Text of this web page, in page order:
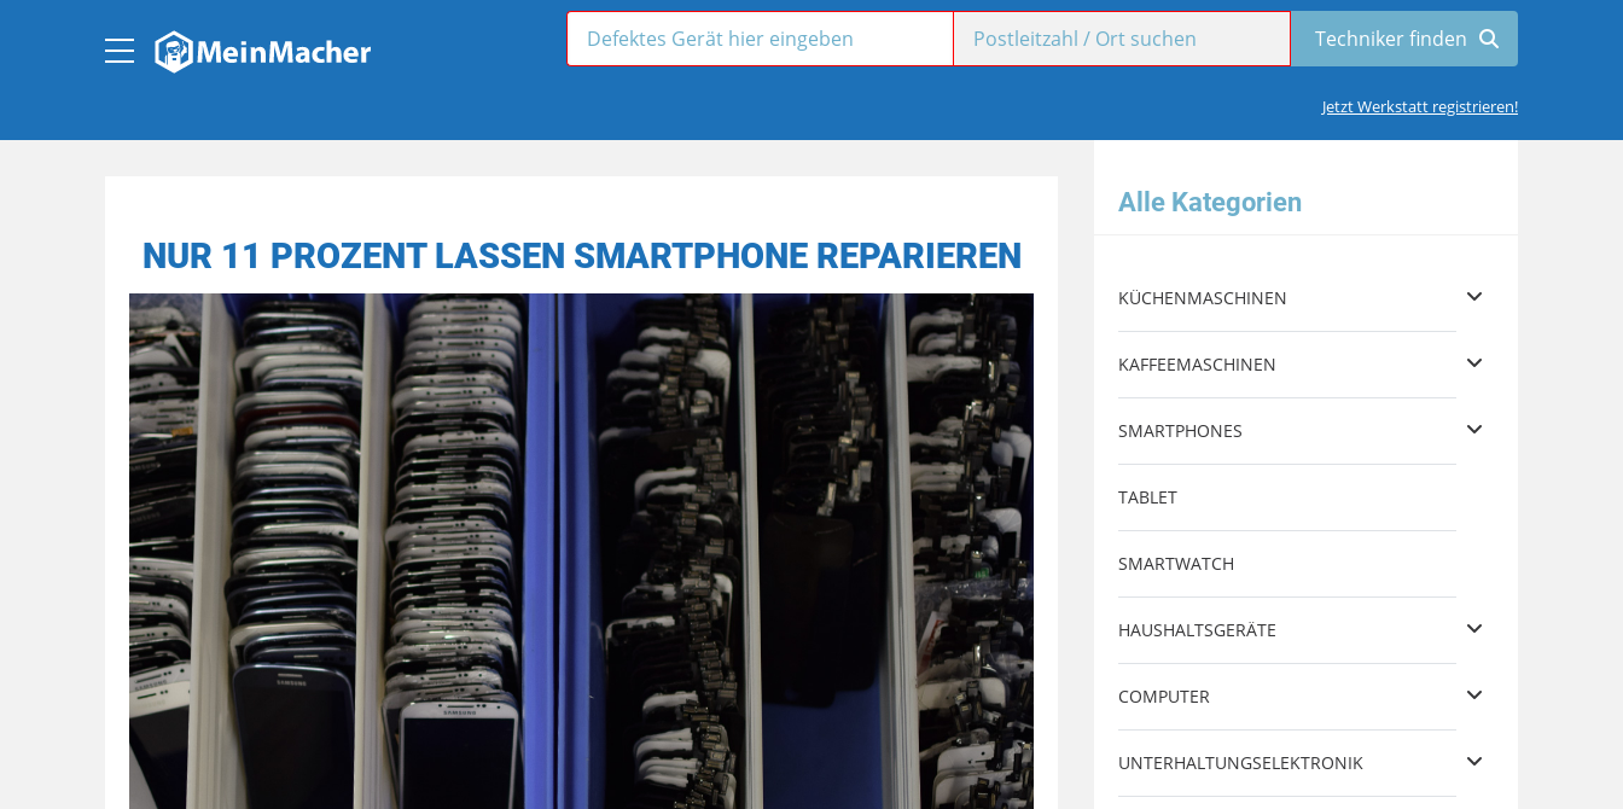
Jetzt Werkstatt registrieren!
NUR 11 PROZENT LASSEN SMARTPHONE REPARIEREN
Alle Kategorien
KÜCHENMASCHINEN
KAFFEEMASCHINEN
SMARTPHONES
TABLET
SMARTWATCH
HAUSHALTSGERÄTE
COMPUTER
UNTERHALTUNGSELEKTRONIK